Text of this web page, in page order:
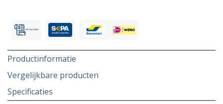
Productinformatie
Vergelijkbare producten
Specificaties